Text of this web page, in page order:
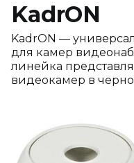
KadrON
KadrON —
для камер
линейка
видеокамер в